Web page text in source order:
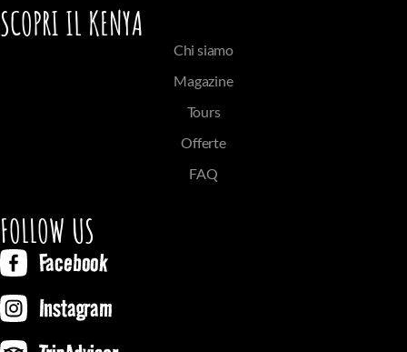
SCOPRI IL KENYA
Chi siamo
Magazine
Tours
Offerte
FAQ
FOLLOW US
Facebook
Instagram